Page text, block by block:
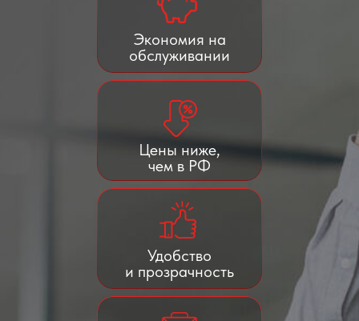
Цены ниже,
чем в РФ
Экономия на
обслуживании
Удобство
и прозрачность